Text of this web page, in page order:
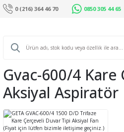
0 (216) 364 46 70 0850 305 44 65
Gvac-600/4 Kare
Aksiyal Aspiratör